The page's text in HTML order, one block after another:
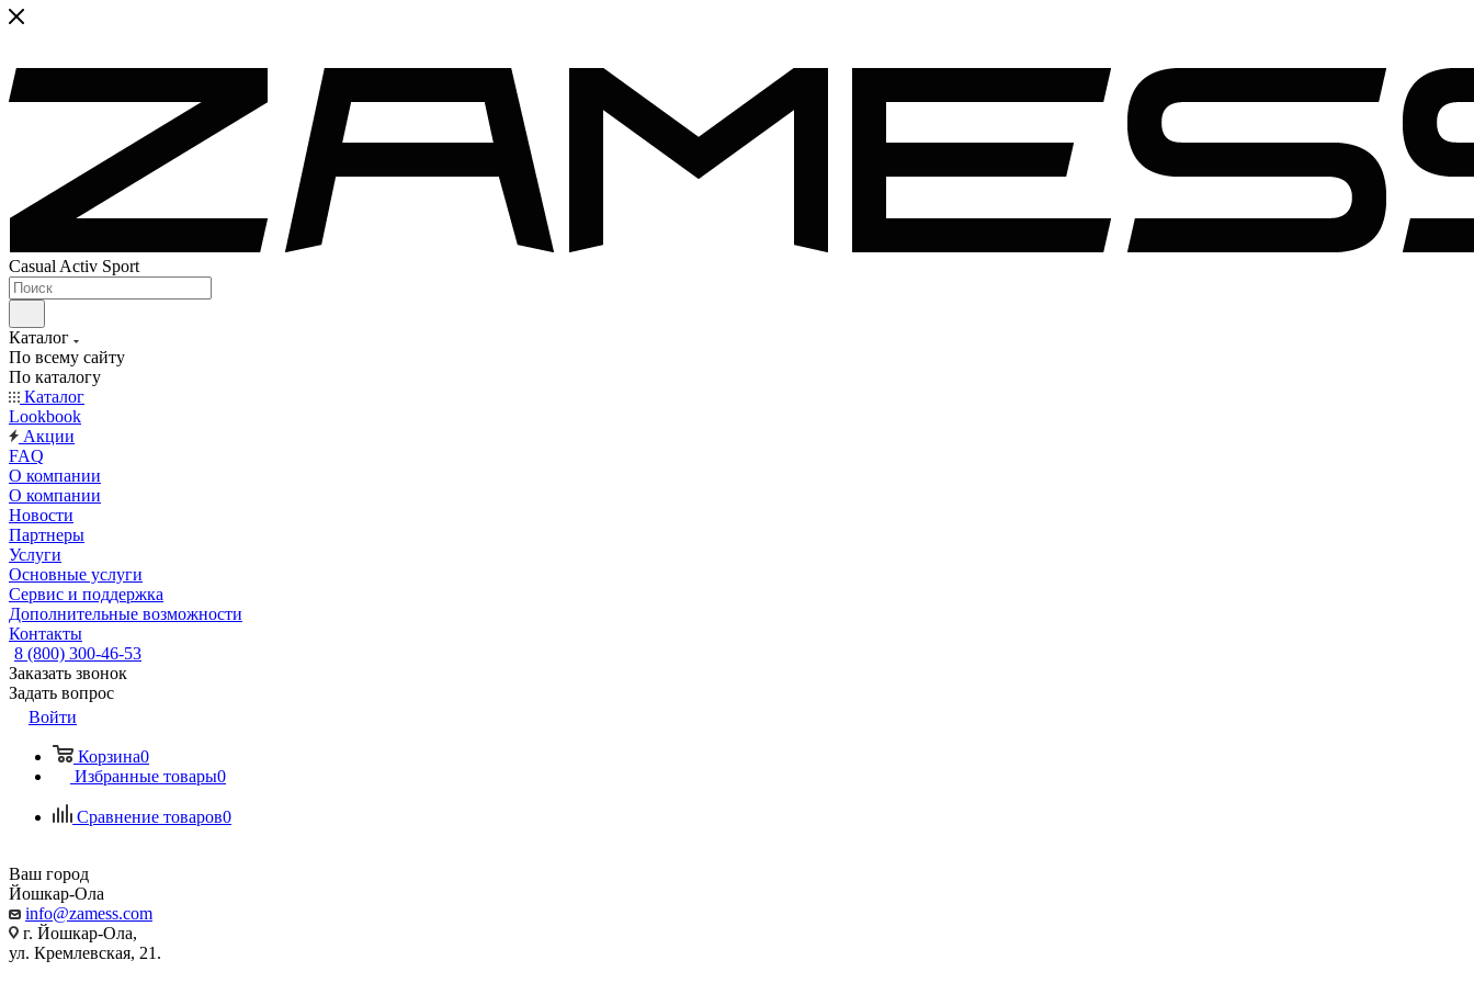
Casual Activ Sport
Каталог
По всему сайту
По каталогу
Каталог
Lookbook
Акции
FAQ
О компании
О компании
Новости
Партнеры
Услуги
Основные услуги
Сервис и поддержка
Дополнительные возможности
Контакты
8 (800) 300-46-53
Заказать звонок
Задать вопрос
Войти
Корзина0
Избранные товары0
Сравнение товаров0
Ваш город
Йошкар-Ола
info@zamess.com
г. Йошкар-Ола,
ул. Кремлевская, 21.